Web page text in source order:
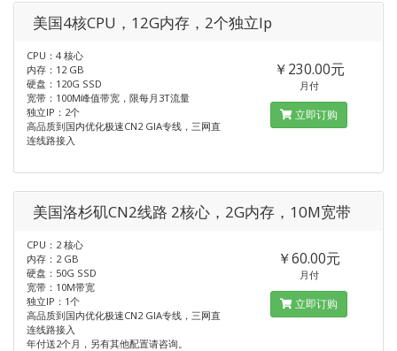
美国4核CPU，12G内存，2个独立Ip
CPU：4 核心
内存：12 GB
硬盘：120G SSD
宽带：100M峰值带宽，限每月3T流量
独立IP：2个
高品质到国内优化极速CN2 GIA专线，三网直
连线路接入
￥230.00元
月付
立即订购
美国洛杉矶CN2线路 2核心，2G内存，10M宽带
CPU：2 核心
内存：2 GB
硬盘：50G SSD
宽带：10M带宽
独立IP：1个
高品质到国内优化极速CN2 GIA专线，三网直
连线路接入
年付送2个月，另有其他配置请咨询。
￥60.00元
月付
立即订购